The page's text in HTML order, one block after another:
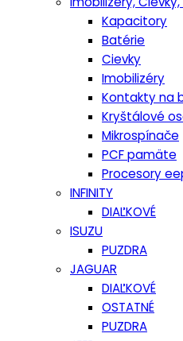
Kapacitory
Batérie
Cievky
Imobilizéry
Kontakty na
Kryštálové
Mikrospínače
PCF pamäte
Procesory
INFINITY
DIAĽKOVÉ
ISUZU
PUZDRA
JAGUAR
DIAĽKOVÉ
OSTATNÉ
PUZDRA